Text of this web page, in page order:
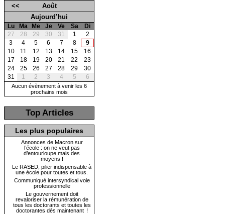
<<
Août
Aujourd’hui
Lu Ma Me Je Ve Sa
Di
27
28 29 30 31 1
2
3
4 5 6 7 8
9
10
11 12 13 14 15
16
17
18 19 20 21 22
23
24
25 26 27 28 29
30
31
1 2 3 4 5 6
Aucun évènement à venir les 6
prochains mois
Top Articles
Les plus populaires
Annonces de Macron sur
l’école : on ne veut pas
d’entourloupe mais des
moyens !
Le RASED, pilier indispensable à
une école pour toutes et tous.
Communiqué intersyndical voie
professionnelle
Le gouvernement doit
revaloriser la rémunération de
tous les doctorants et toutes les
doctorantes dès maintenant !